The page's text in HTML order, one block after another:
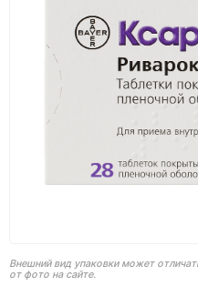
Внешний вид упаковки может
от фото на сайте.